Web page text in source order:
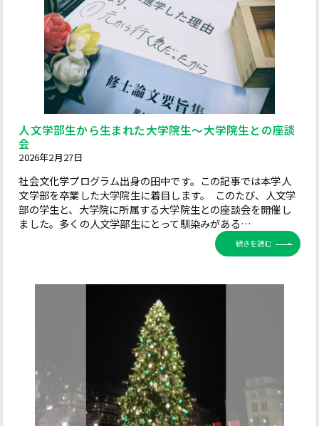
人文学部生から生まれた大学院生～大学院生との座談
会
2026年2月27日
社会文化学プログラム出身の田中です。この記事では本学人
文学部を卒業した大学院生に着目します。 このたび、人文学
部の学生と、大学院に所属する大学院生との座談会を開催し
ました。多くの人文学部生にとって馴染みがある…
続きを読む